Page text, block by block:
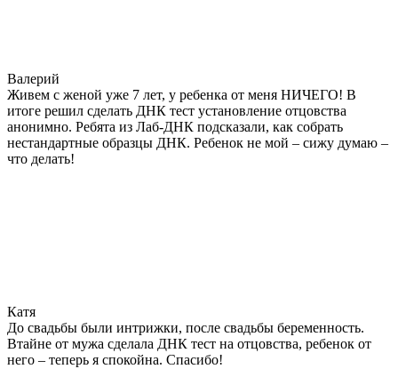
Валерий
Живем с женой уже 7 лет, у ребенка от меня НИЧЕГО! В
итоге решил сделать ДНК тест установление отцовства
анонимно. Ребята из Лаб-ДНК подсказали, как собрать
нестандартные образцы ДНК. Ребенок не мой – сижу думаю –
что делать!
Катя
До свадьбы были интрижки, после свадьбы беременность.
Втайне от мужа сделала ДНК тест на отцовства, ребенок от
него – теперь я спокойна. Спасибо!